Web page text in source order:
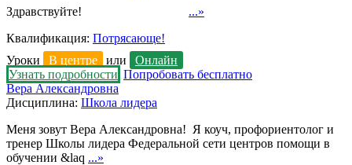
Здравствуйте! ...»
Квалификация: Потрясающе!
Уроки
В центре или
Онлайн
Узнать подробности Попробовать бесплатно
Вера Александровна
Дисциплина: Школа лидера
Меня зовут Вера Александровна! Я коуч, профориентолог и
тренер Школы лидера Федеральной сети центров помощи в
обучении &laq ...»